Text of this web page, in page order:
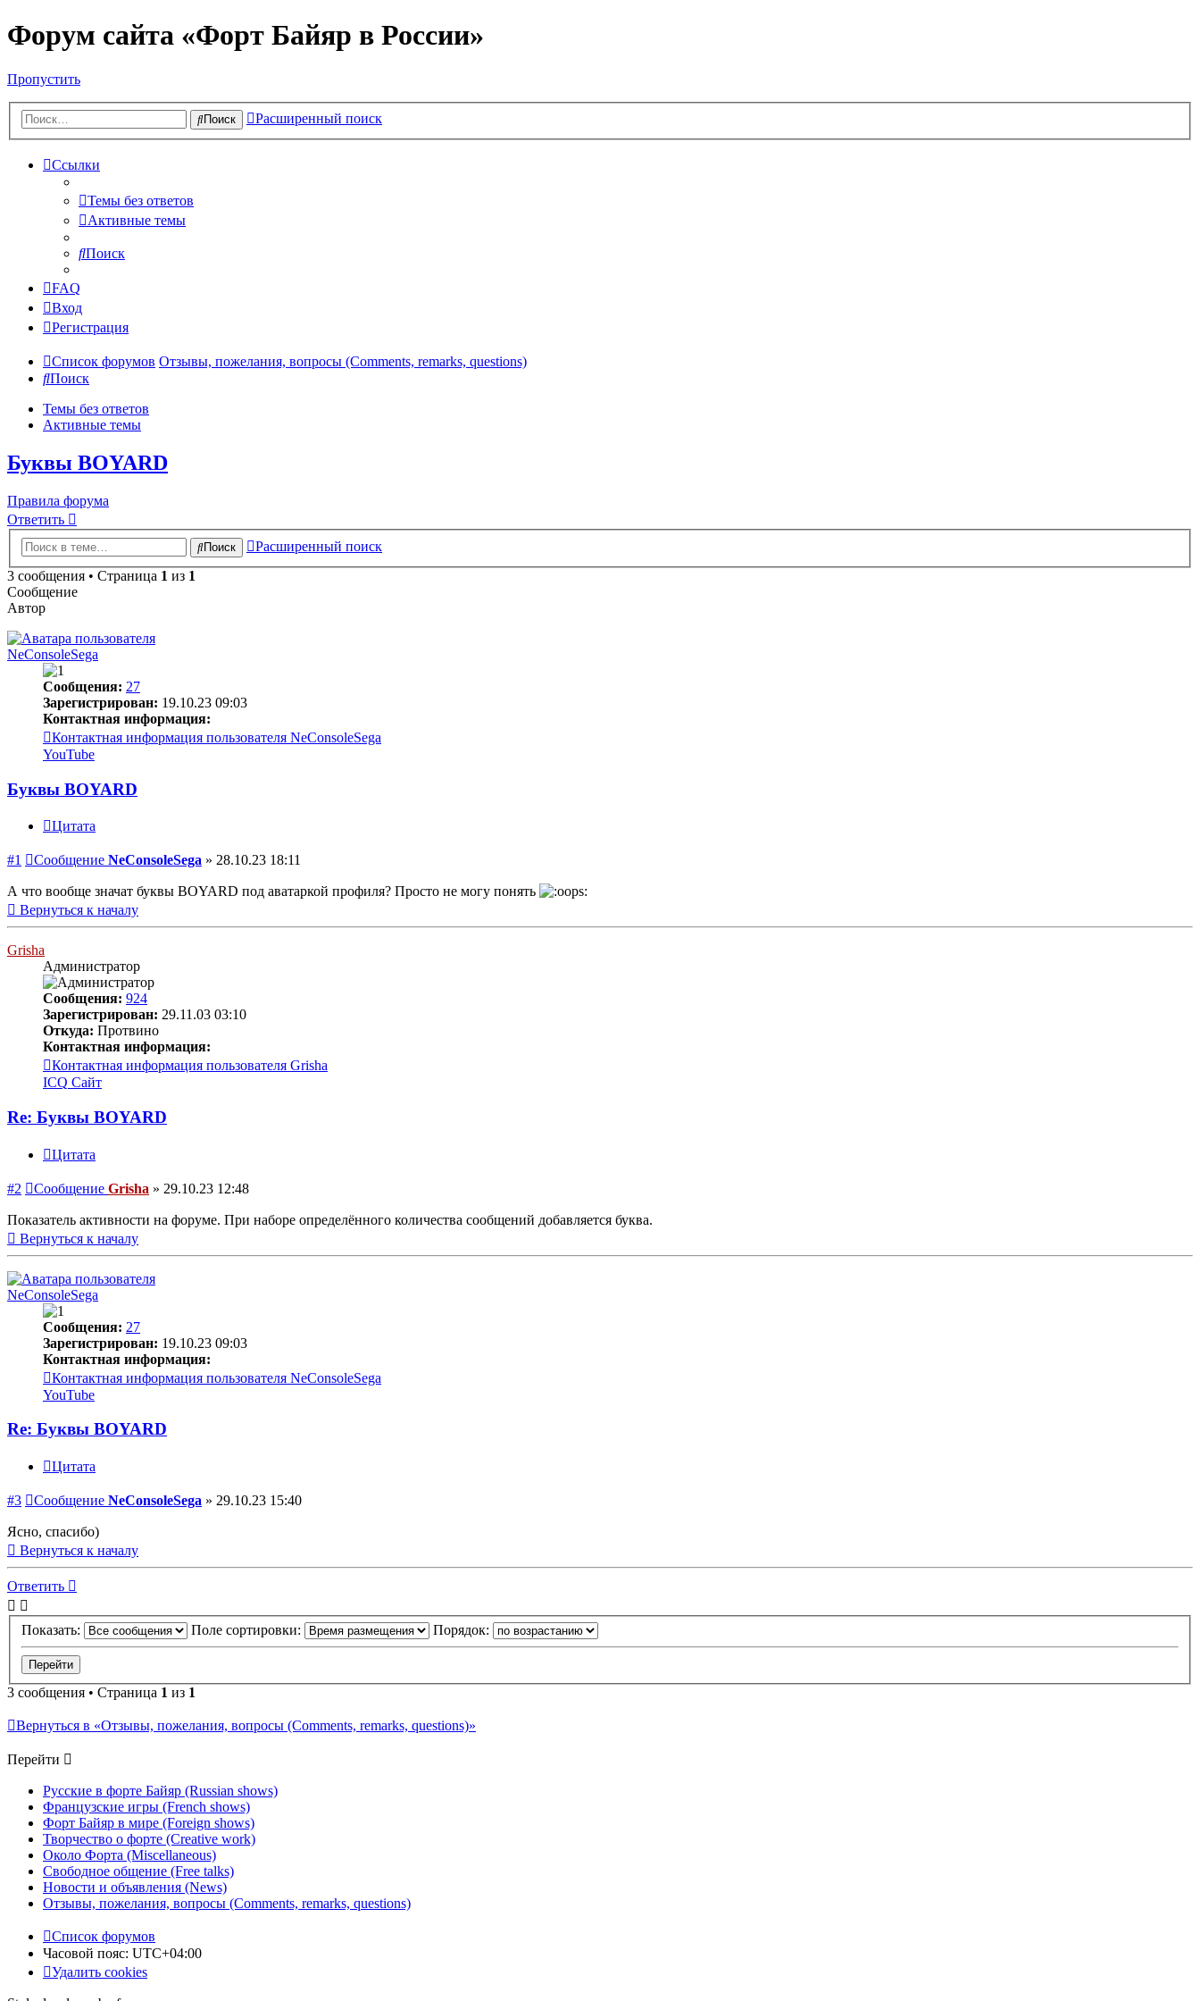
Форум сайта «Форт Байяр в России»
Пропустить
Поиск Расширенный поиск
Ссылки
Темы без ответов
Активные темы
Поиск
FAQ
Вход
Регистрация
Список форумов Отзывы, пожелания, вопросы (Comments, remarks, questions)
Поиск
Темы без ответов
Активные темы
Буквы BOYARD
Правила форума
Ответить
Поиск
Расширенный поиск
3 сообщения • Страница 1 из 1
Сообщение
Автор
NeConsoleSega
Сообщения: 27
Зарегистрирован: 19.10.23 09:03
Контактная информация:
Контактная информация пользователя NeConsoleSega
YouTube
Буквы BOYARD
Цитата
#1 Сообщение NeConsoleSega » 28.10.23 18:11
А что вообще значат буквы BOYARD под аватаркой профиля? Просто не могу понять
Вернуться к началу
Grisha
Администратор
Сообщения: 924
Зарегистрирован: 29.11.03 03:10
Откуда: Протвино
Контактная информация:
Контактная информация пользователя Grisha
ICQ Сайт
Re: Буквы BOYARD
Цитата
#2 Сообщение Grisha » 29.10.23 12:48
Показатель активности на форуме. При наборе определённого количества сообщений добавляется буква.
Вернуться к началу
NeConsoleSega
Сообщения: 27
Зарегистрирован: 19.10.23 09:03
Контактная информация:
Контактная информация пользователя NeConsoleSega
YouTube
Re: Буквы BOYARD
Цитата
#3 Сообщение NeConsoleSega » 29.10.23 15:40
Ясно, спасибо)
Вернуться к началу
Ответить
Показать: Поле сортировки: Порядок:
3 сообщения • Страница 1 из 1
Вернуться в «Отзывы, пожелания, вопросы (Comments, remarks, questions)»
Перейти
Русские в форте Байяр (Russian shows)
Французские игры (French shows)
Форт Байяр в мире (Foreign shows)
Творчество о форте (Creative work)
Около Форта (Miscellaneous)
Свободное общение (Free talks)
Новости и объявления (News)
Отзывы, пожелания, вопросы (Comments, remarks, questions)
Список форумов
Часовой пояс: UTC+04:00
Удалить cookies